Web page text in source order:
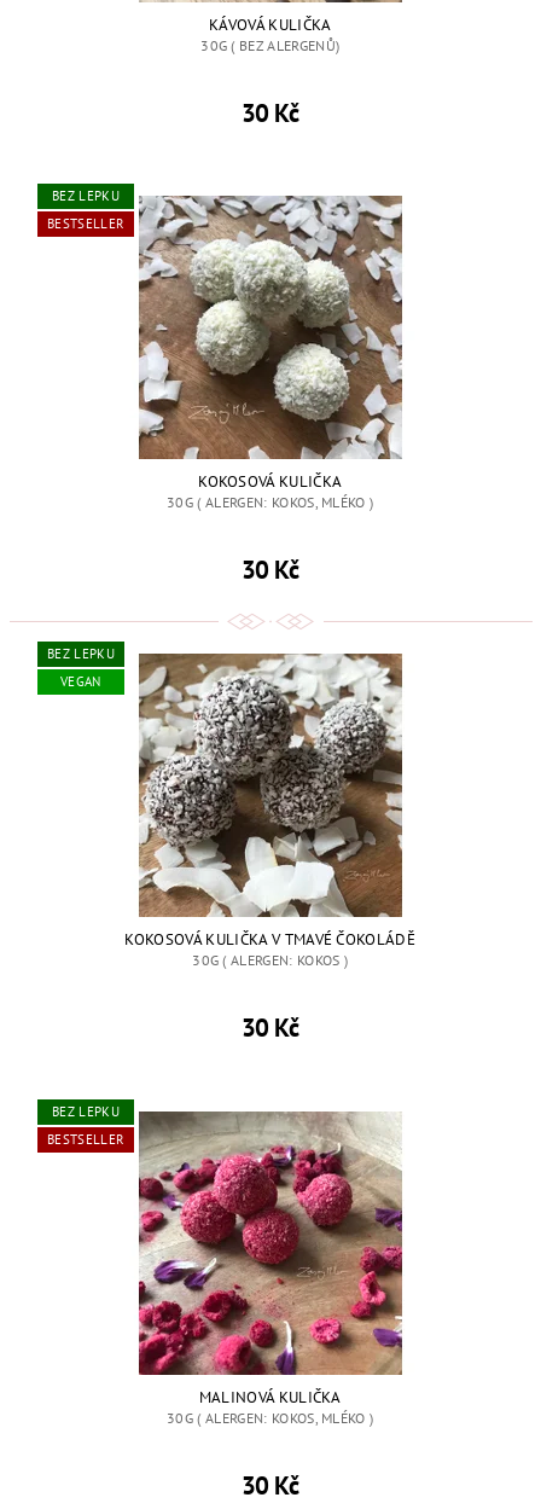
KÁVOVÁ KULIČKA
30G ( BEZ ALERGENŮ)
30 Kč
BEZ LEPKU
BESTSELLER
KOKOSOVÁ KULIČKA
30G ( ALERGEN: KOKOS, MLÉKO )
30 Kč
BEZ LEPKU
VEGAN
KOKOSOVÁ KULIČKA V TMAVÉ ČOKOLÁDĚ
30G ( ALERGEN: KOKOS )
30 Kč
BEZ LEPKU
BESTSELLER
MALINOVÁ KULIČKA
30G ( ALERGEN: KOKOS, MLÉKO )
30 Kč